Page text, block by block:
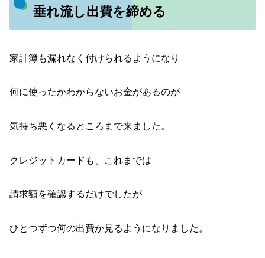
垂れ流し出費を締める
家計簿も漏れなく付けられるようになり
何に使ったかわからないお金があるのが
気持ち悪くなるところまで来ました。
クレジットカードも、これまでは
請求額を確認するだけでしたが
ひとつずつ何の出費か見るようになりました。